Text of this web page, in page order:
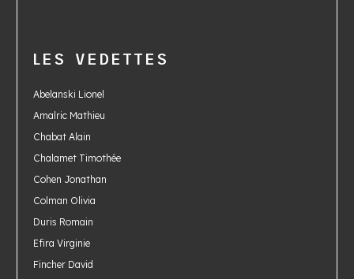
LES VEDETTES
Abelanski Lionel
Amalric Mathieu
Chabat Alain
Chalamet Timothée
Cohen Jonathan
Colman Olivia
Duris Romain
Efira Virginie
Fincher David